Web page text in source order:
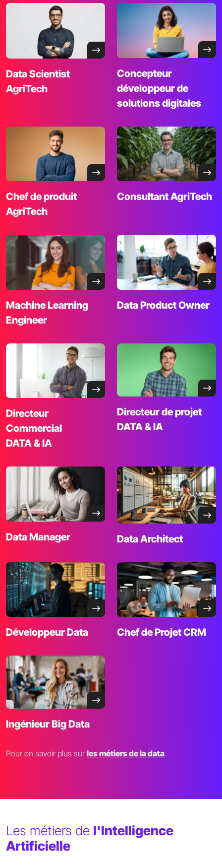
DataScientist
AgriTech
Concepteur
développeur de
solutions digitales
Chef deproduit
AgriTech
ConsultantAgriTech
Machine Learning
Engineer
Data ProductOwner
Directeur
Commercial
DATA & IA
Directeur de projet
DATA & IA
DataManager DataArchitect
DéveloppeurData Chef de Projet CRM
Ingénieur Big Data
Pour en savoir plus sur les métiers de la data.
Les métiers de l'Intelligence
Artificielle